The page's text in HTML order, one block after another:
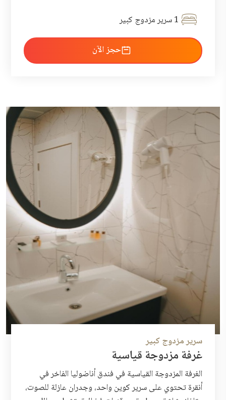
1 سرير مزدوج كبير
احجز الآن
سرير مزدوج كبير
غرفة مزدوجة قياسية
الغرفة المزدوجة القياسية في فندق أناضوليا الفاخر في
أنقرة تحتوي على سرير كوين واحد، وجدران عازلة للصوت،